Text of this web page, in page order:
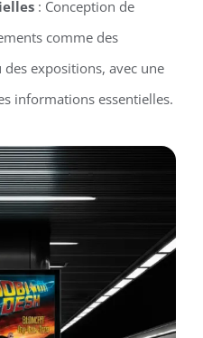
: Conception de
comme des
expositions, avec une
informations essentielles.